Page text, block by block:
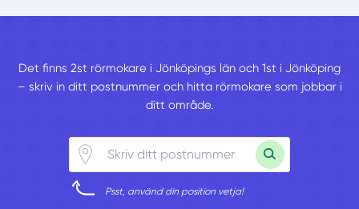
Det finns 2st rörmokare i Jönköpings län och 1st i Jönköping
– skriv in ditt postnummer och hitta rörmokare som jobbar i
ditt område.
Psst, använd din position vetja!